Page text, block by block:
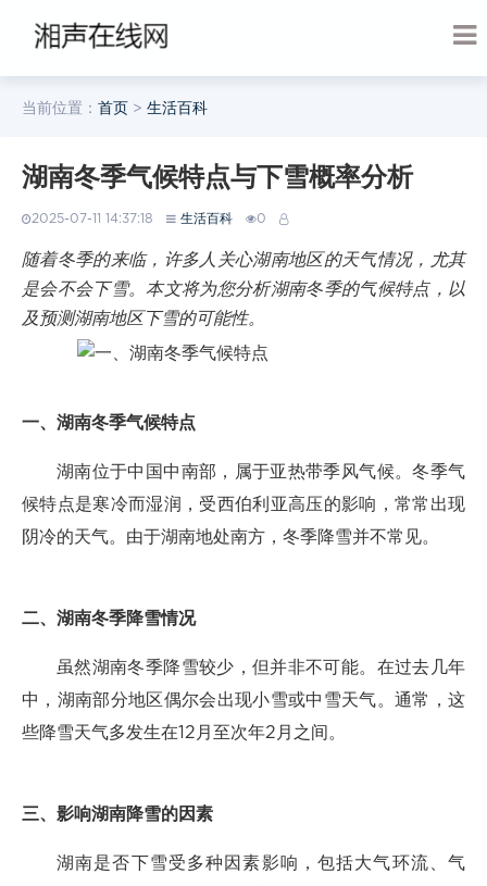
当前位置： 首页 > 生活百科
湖南冬季气候特点与下雪概率分析
2025-07-11 14:37:18 生活百科 0
随着冬季的来临，许多人关心湖南地区的天气情况，尤其
是会不会下雪。本文将为您分析湖南冬季的气候特点，以
及预测湖南地区下雪的可能性。
一、湖南冬季气候特点
湖南位于中国中南部，属于亚热带季风气候。冬季气
候特点是寒冷而湿润，受西伯利亚高压的影响，常常出现
阴冷的天气。由于湖南地处南方，冬季降雪并不常见。
二、湖南冬季降雪情况
虽然湖南冬季降雪较少，但并非不可能。在过去几年
中，湖南部分地区偶尔会出现小雪或中雪天气。通常，这
些降雪天气多发生在12月至次年2月之间。
三、影响湖南降雪的因素
湖南是否下雪受多种因素影响，包括大气环流、气